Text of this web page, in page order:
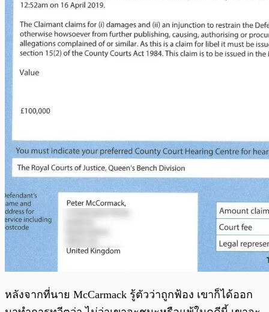
หลังจากที่นาย McCarmack รู้ตัวว่าถูกฟ้อง เขาก็ได้ออก